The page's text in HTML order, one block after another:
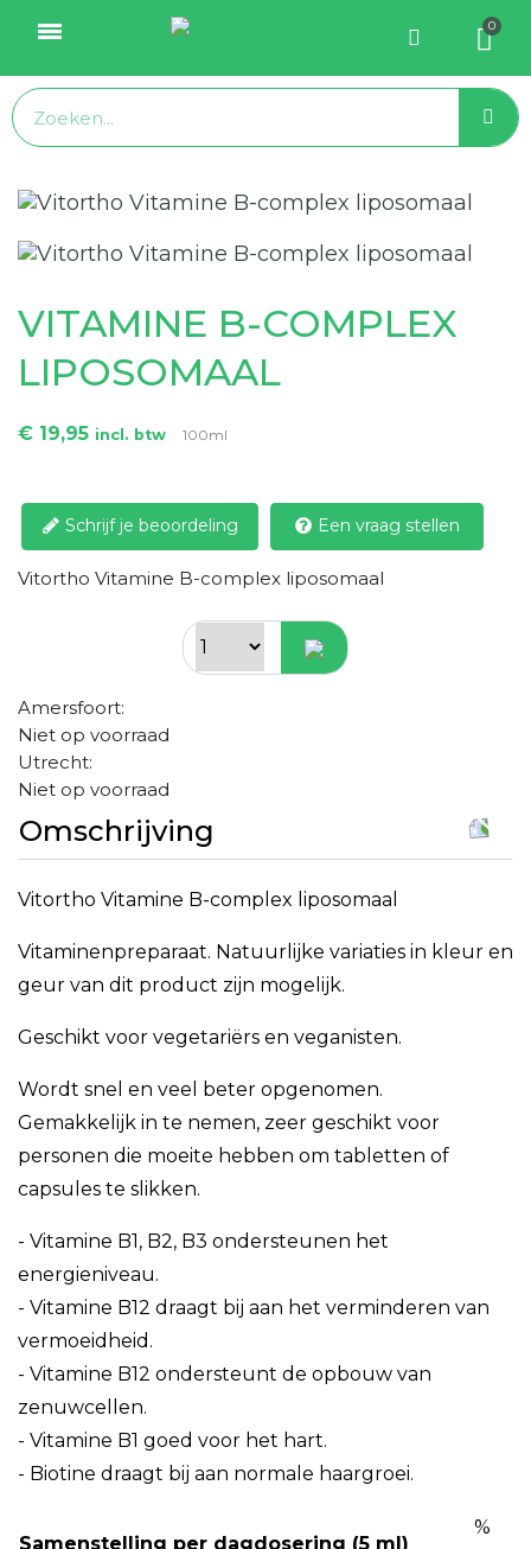
VITAMINE B-COMPLEX
LIPOSOMAAL
€ 19,95 incl. btw 100ml
Schrijf je beoordeling Een vraag stellen
Vitortho Vitamine B-complex liposomaal
Amersfoort:
Niet op voorraad
Utrecht:
Niet op voorraad
Omschrijving
Vitortho Vitamine B-complex liposomaal
Vitaminenpreparaat. Natuurlijke variaties in kleur en
geur van dit product zijn mogelijk.
Geschikt voor vegetariërs en veganisten.
Wordt snel en veel beter opgenomen.
Gemakkelijk in te nemen, zeer geschikt voor
personen die moeite hebben om tabletten of
capsules te slikken.
- Vitamine B1, B2, B3 ondersteunen het
energieniveau.
- Vitamine B12 draagt bij aan het verminderen van
vermoeidheid.
- Vitamine B12 ondersteunt de opbouw van
zenuwcellen.
- Vitamine B1 goed voor het hart.
- Biotine draagt bij aan normale haargroei.
Samenstelling per dagdosering (5 ml)
%